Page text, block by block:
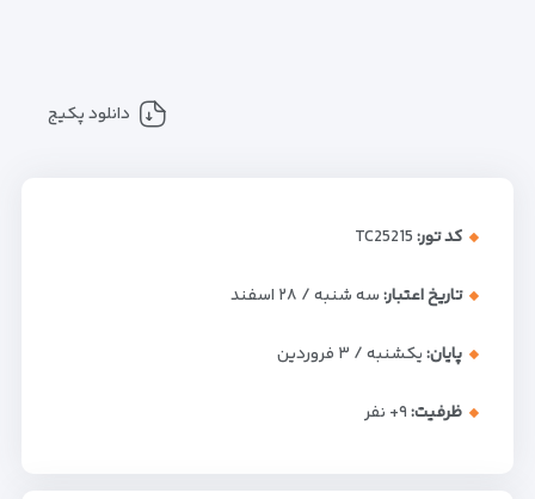
دانلود پکیج
کد تور:TC25215
تاریخ اعتبار:سه شنبه / ۲۸ اسفند
پایان:یکشنبه / ۳ فروردین
ظرفیت:+۹ نفر